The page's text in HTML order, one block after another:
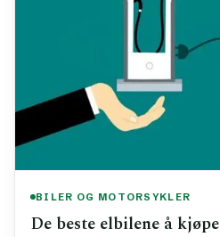
BILER OG MOTORSYKLER
De beste elbilene å kjøpe